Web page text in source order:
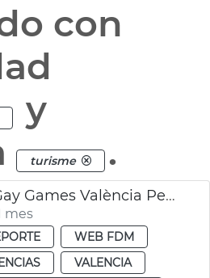
con
y
turisme .
Traspaso sede Gay Games València Perth
mes
WEB FDM
VALENCIA